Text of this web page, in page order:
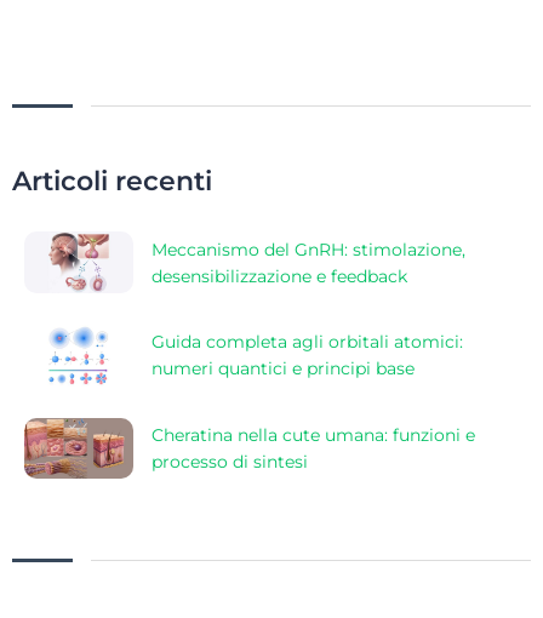
Articoli recenti
Meccanismo del GnRH: stimolazione,
desensibilizzazione e feedback
Guida completa agli orbitali atomici:
numeri quantici e principi base
Cheratina nella cute umana: funzioni e
processo di sintesi